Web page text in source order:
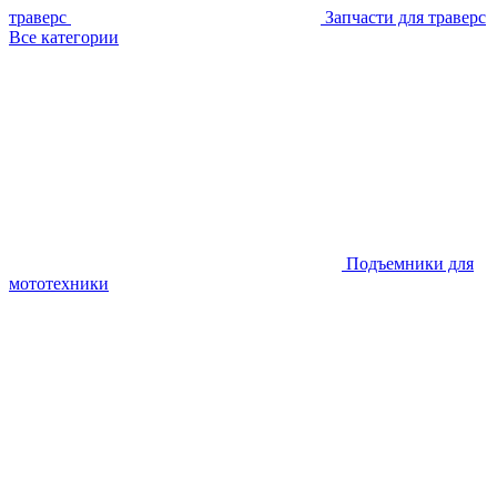
траверс
Запчасти для траверс
Все категории
Подъемники для
мототехники